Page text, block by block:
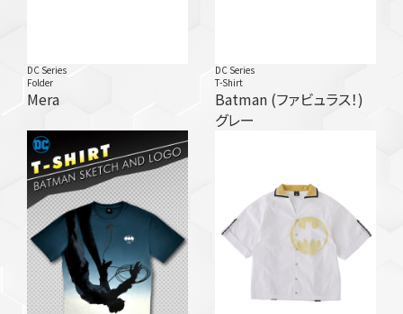
DC Series
Folder
Mera
DC Series
T-Shirt
Batman (ファビュラス！)
グレー